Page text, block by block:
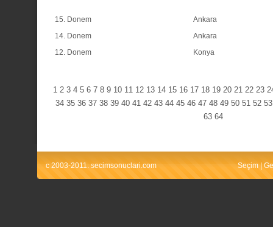
15. Donem
Ankara
14. Donem
Ankara
12. Donem
Konya
1 2 3 4 5 6 7 8 9 10 11 12 13 14 15 16 17 18 19 20 21 22 23
34 35 36 37 38 39 40 41 42 43 44 45 46 47 48 49 50 51 52 53
63 64
c 2003-2011. secimsonuclari.com Seçim